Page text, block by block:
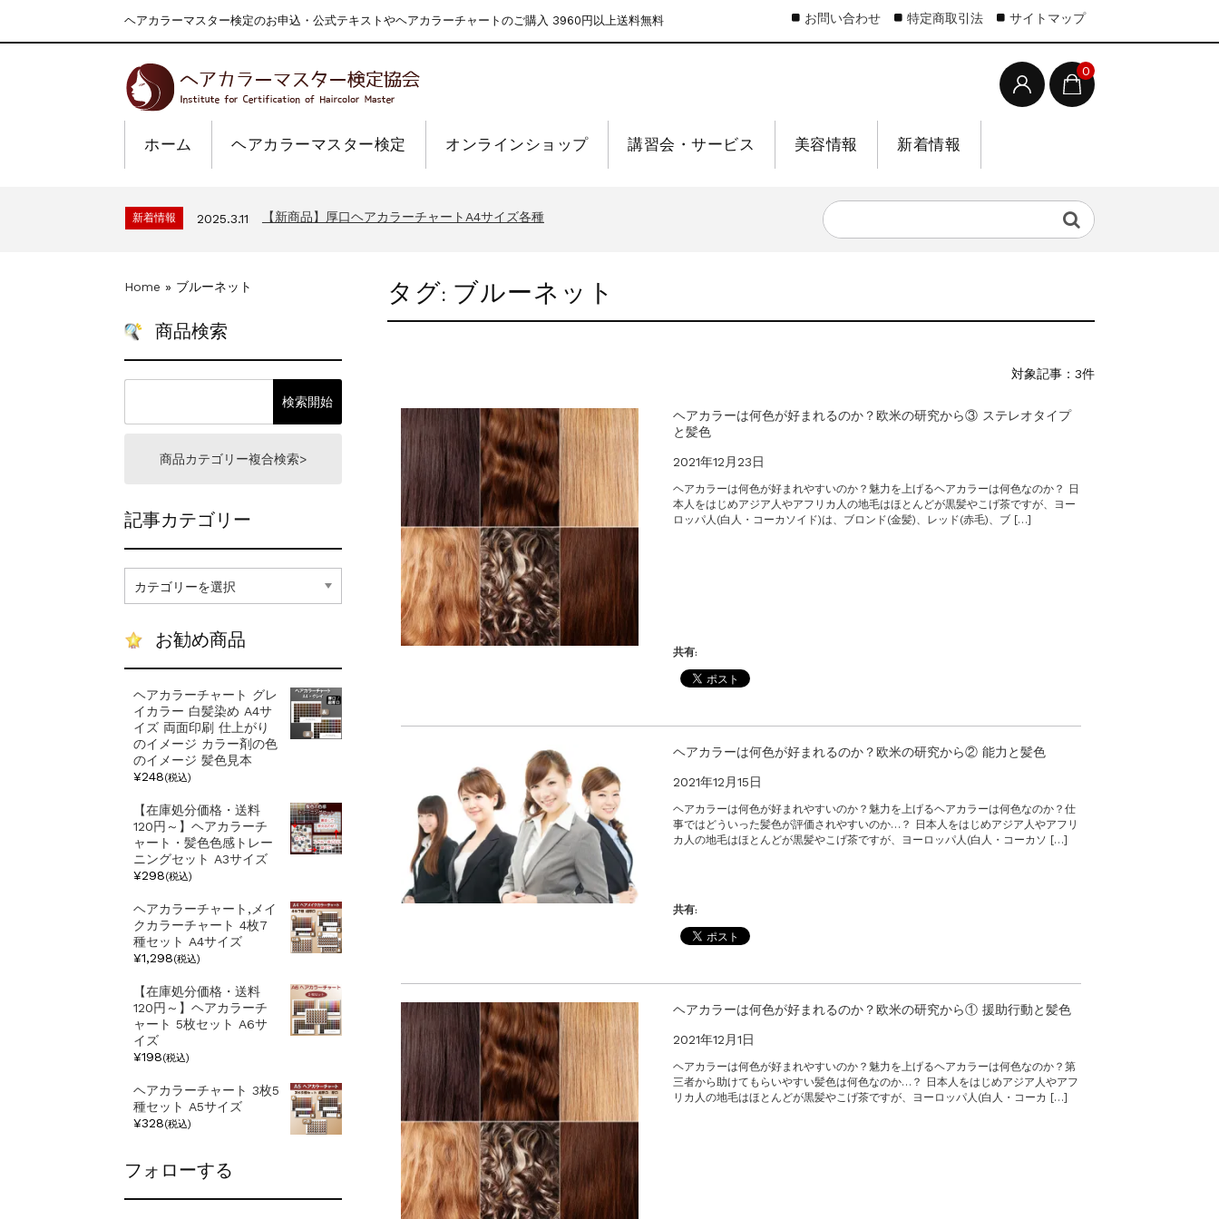
ヘアカラーマスター検定のお申込・公式テキストやヘアカラーチャートのご購入 3960円以上送料無料
0
ホーム ヘアカラーマスター検定 オンラインショップ 講習会・サービス 美容情報 新着情報
お問い合わせ 特定商取引法 サイトマップ
2024.4.9 一部ヘアカラーチャートのお値引きを行います
新着情報 2025.3.11 【新商品】厚口ヘアカラーチャートA4サイズ各種
新着情報 2024.4.9 一部ヘアカラーチャートのお値引きを行います
新着情報 2025.3.11
新着情報 2024.7.2 9月24日頃よりオンラインショップの送料の改定を行います
一部ヘアカラーチャートのお値引きを行います
タグ:ブルーネット
対象記事：3件
ヘアカラーは何色が好まれるのか？欧米の研究から③ ステレオタイプ
と髪色
2021年12月23日
ヘアカラーは何色が好まれやすいのか？魅力を上げるヘアカラーは何色なのか？ 日
本人をはじめアジア人やアフリカ人の地毛はほとんどが黒髪やこげ茶ですが、ヨー
ロッパ人(白人・コーカソイド)は、ブロンド(金髪)、レッド(赤毛)、ブ […]
共有:
ヘアカラーは何色が好まれるのか？欧米の研究から② 能力と髪色
2021年12月15日
ヘアカラーは何色が好まれやすいのか？魅力を上げるヘアカラーは何色なのか？仕
事ではどういった髪色が評価されやすいのか…？ 日本人をはじめアジア人やアフリ
カ人の地毛はほとんどが黒髪やこげ茶ですが、ヨーロッパ人(白人・コーカソ […]
共有:
ヘアカラーは何色が好まれるのか？欧米の研究から① 援助行動と髪色
2021年12月1日
ヘアカラーは何色が好まれやすいのか？魅力を上げるヘアカラーは何色なのか？第
三者から助けてもらいやすい髪色は何色なのか…？ 日本人をはじめアジア人やアフ
リカ人の地毛はほとんどが黒髪やこげ茶ですが、ヨーロッパ人(白人・コーカ […]
Home » ブルーネット
商品検索
商品カテゴリー複合検索>
記事カテゴリー
事
カ
ゴ
ー
お勧め商品
ヘアカラーチャート グレ
イカラー 白髪染め A4サ
イズ 両面印刷 仕上がり
のイメージ カラー剤の色
のイメージ 髪色見本
¥248(税込)
【在庫処分価格・送料
120円～】ヘアカラーチ
ャート・髪色色感トレー
ニングセット A3サイズ
¥298(税込)
ヘアカラーチャート,メイ
クカラーチャート 4枚7
種セット A4サイズ
¥1,298(税込)
【在庫処分価格・送料
120円～】ヘアカラーチ
ャート 5枚セット A6サ
イズ
¥198(税込)
ヘアカラーチャート 3枚5
種セット A5サイズ
¥328(税込)
フォローする